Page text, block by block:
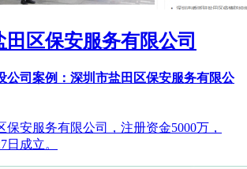
田区保安服务有限公司
公司案例：深圳市盐田区保安服务有限公
保安服务有限公司，注册资金5000万，
日成立。